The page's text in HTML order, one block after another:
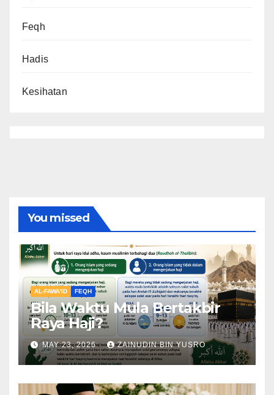
Feqh
Hadis
Kesihatan
You missed
AL-FAWA'ID FEQH
Bila Waktu Mula Bertakbir
Raya Haji?
MAY 23, 2026 ZAINUDIN BIN YUSRO